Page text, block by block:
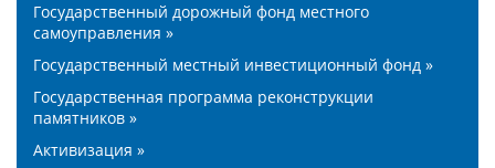
Государственный дорожный фонд местного
самоуправления »
Государственный местный инвестиционный фонд »
Государственная программа реконструкции
памятников »
Активизация »